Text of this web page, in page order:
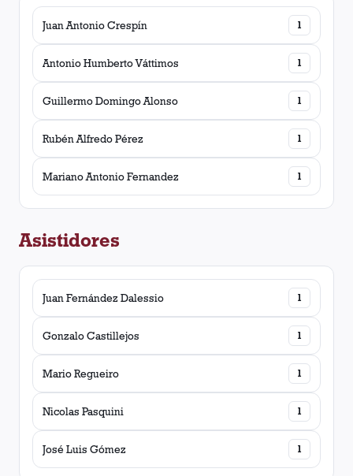
Juan Antonio Crespín 1
Antonio Humberto Váttimos 1
Guillermo Domingo Alonso 1
Rubén Alfredo Pérez 1
Mariano Antonio Fernandez 1
Asistidores
Juan Fernández Dalessio 1
Gonzalo Castillejos 1
Mario Regueiro 1
Nicolas Pasquini 1
José Luis Gómez 1